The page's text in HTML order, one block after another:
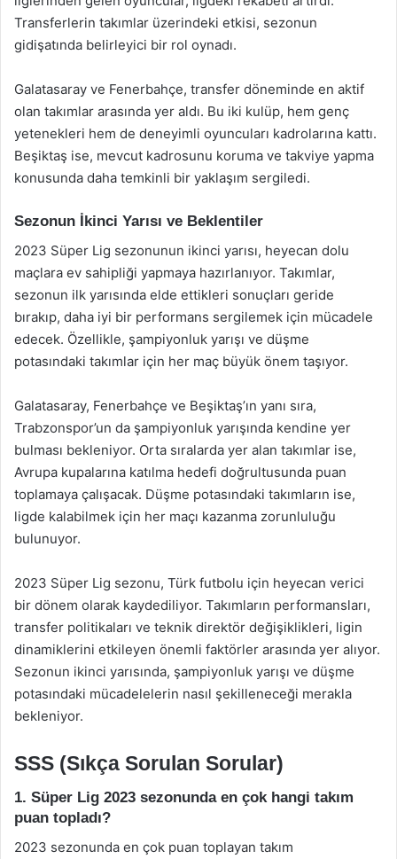
Transferlerin takımlar üzerindeki etkisi, sezonun
gidişatında belirleyici bir rol oynadı.
Galatasaray ve Fenerbahçe, transfer döneminde en aktif
olan takımlar arasında yer aldı. Bu iki kulüp, hem genç
yetenekleri hem de deneyimli oyuncuları kadrolarına kattı.
Beşiktaş ise, mevcut kadrosunu koruma ve takviye yapma
konusunda daha temkinli bir yaklaşım sergiledi.
Sezonun İkinci Yarısı ve Beklentiler
2023 Süper Lig sezonunun ikinci yarısı, heyecan dolu
maçlara ev sahipliği yapmaya hazırlanıyor. Takımlar,
sezonun ilk yarısında elde ettikleri sonuçları geride
bırakıp, daha iyi bir performans sergilemek için mücadele
edecek. Özellikle, şampiyonluk yarışı ve düşme
potasındaki takımlar için her maç büyük önem taşıyor.
Galatasaray, Fenerbahçe ve Beşiktaş’ın yanı sıra,
Trabzonspor’un da şampiyonluk yarışında kendine yer
bulması bekleniyor. Orta sıralarda yer alan takımlar ise,
Avrupa kupalarına katılma hedefi doğrultusunda puan
toplamaya çalışacak. Düşme potasındaki takımların ise,
ligde kalabilmek için her maçı kazanma zorunluluğu
bulunuyor.
2023 Süper Lig sezonu, Türk futbolu için heyecan verici
bir dönem olarak kaydediliyor. Takımların performansları,
transfer politikaları ve teknik direktör değişiklikleri, ligin
dinamiklerini etkileyen önemli faktörler arasında yer alıyor.
Sezonun ikinci yarısında, şampiyonluk yarışı ve düşme
potasındaki mücadelelerin nasıl şekilleneceği merakla
bekleniyor.
SSS (Sıkça Sorulan Sorular)
1. Süper Lig 2023 sezonunda en çok hangi takım
puan topladı?
2023 sezonunda en çok puan toplayan takım